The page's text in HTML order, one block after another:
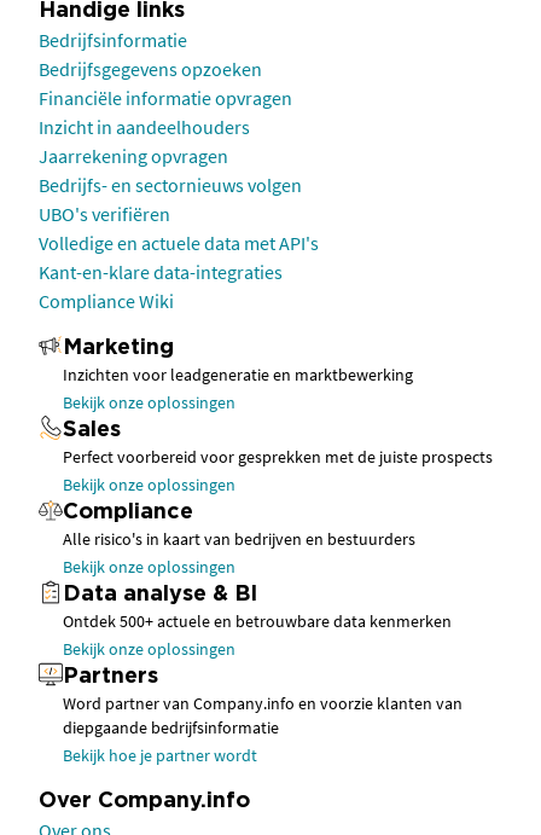
Handige links
Bedrijfsinformatie
Bedrijfsgegevens opzoeken
Financiële informatie opvragen
Inzicht in aandeelhouders
Jaarrekening opvragen
Bedrijfs- en sectornieuws volgen
UBO's verifiëren
Volledige en actuele data met API's
Kant-en-klare data-integraties
Compliance Wiki
Marketing
Inzichten voor leadgeneratie en marktbewerking
Bekijk onze oplossingen
Sales
Perfect voorbereid voor gesprekken met de juiste prospects
Bekijk onze oplossingen
Compliance
Alle risico's in kaart van bedrijven en bestuurders
Bekijk onze oplossingen
Data analyse & BI
Ontdek 500+ actuele en betrouwbare data kenmerken
Bekijk onze oplossingen
Partners
Word partner van Company.info en voorzie klanten van
diepgaande bedrijfsinformatie
Bekijk hoe je partner wordt
Over Company.info